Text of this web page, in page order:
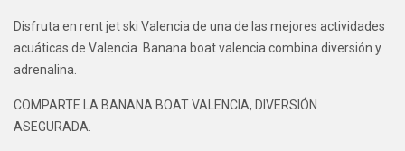
Disfruta en rent jet ski Valencia de una de las mejores actividades
acuáticas de Valencia. Banana boat valencia combina diversión y
adrenalina.
COMPARTE LA BANANA BOAT VALENCIA, DIVERSIÓN
ASEGURADA.